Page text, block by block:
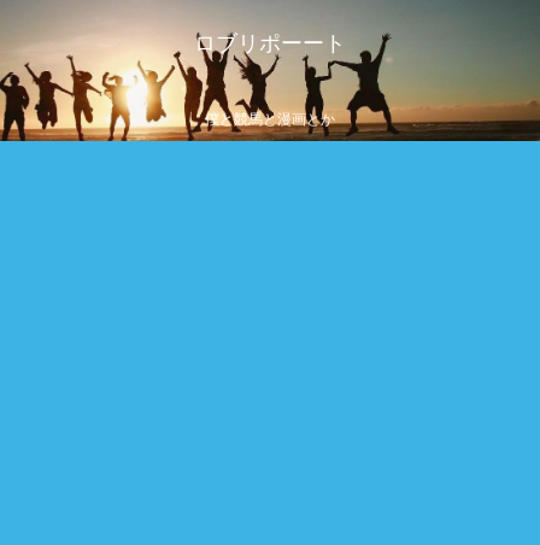
ロブリポーート
僕と競馬と漫画とか